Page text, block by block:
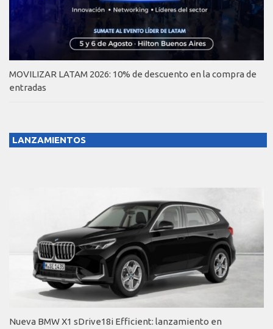
MOVILIZAR LATAM 2026: 10% de descuento en la compra de
entradas
LANZAMIENTOS
Nueva BMW X1 sDrive18i Efficient: lanzamiento en